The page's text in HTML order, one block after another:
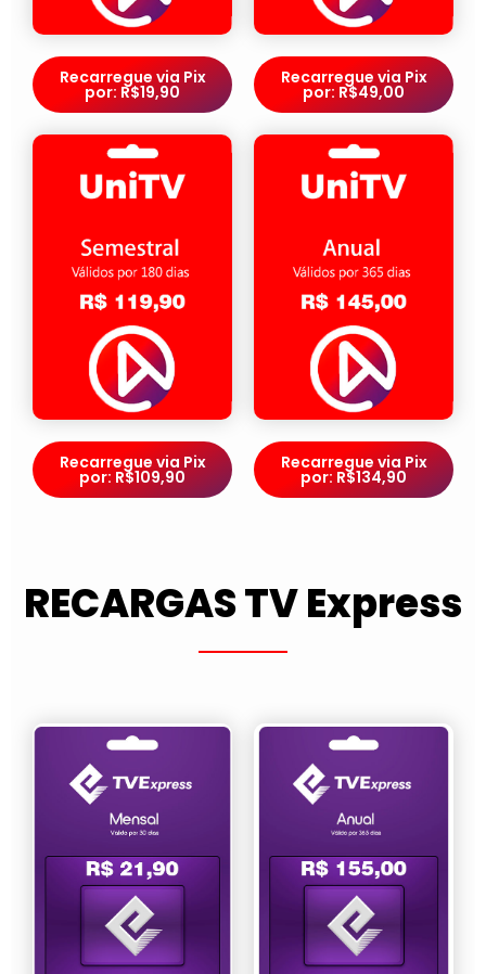
Recarregue via Pix
por: R$19,90
Recarregue via Pix
por: R$49,00
Recarregue via Pix
por: R$109,90
Recarregue via Pix
por: R$134,90
RECARGAS TV Express